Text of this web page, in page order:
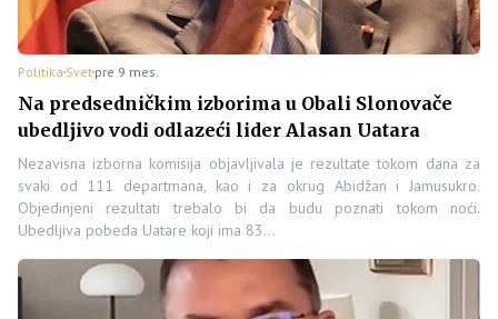
Politika Svet pre 9 mes.
Na predsedničkim izborima u Obali Slonovače
ubedljivo vodi odlazeći lider Alasan Uatara
Nezavisna izborna komisija objavljivala je rezultate tokom dana za
svaki od 111 departmana, kao i za okrug Abidžan i Jamusukro.
Objedinjeni rezultati trebalo bi da budu poznati tokom noći.
Ubedljiva pobeda Uatare koji ima 83…